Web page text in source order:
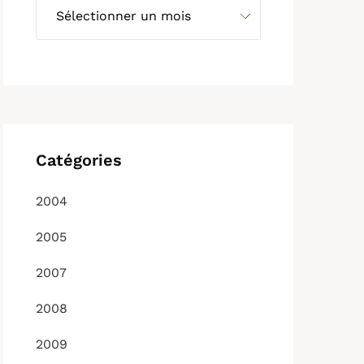
Catégories
2004
2005
2007
2008
2009